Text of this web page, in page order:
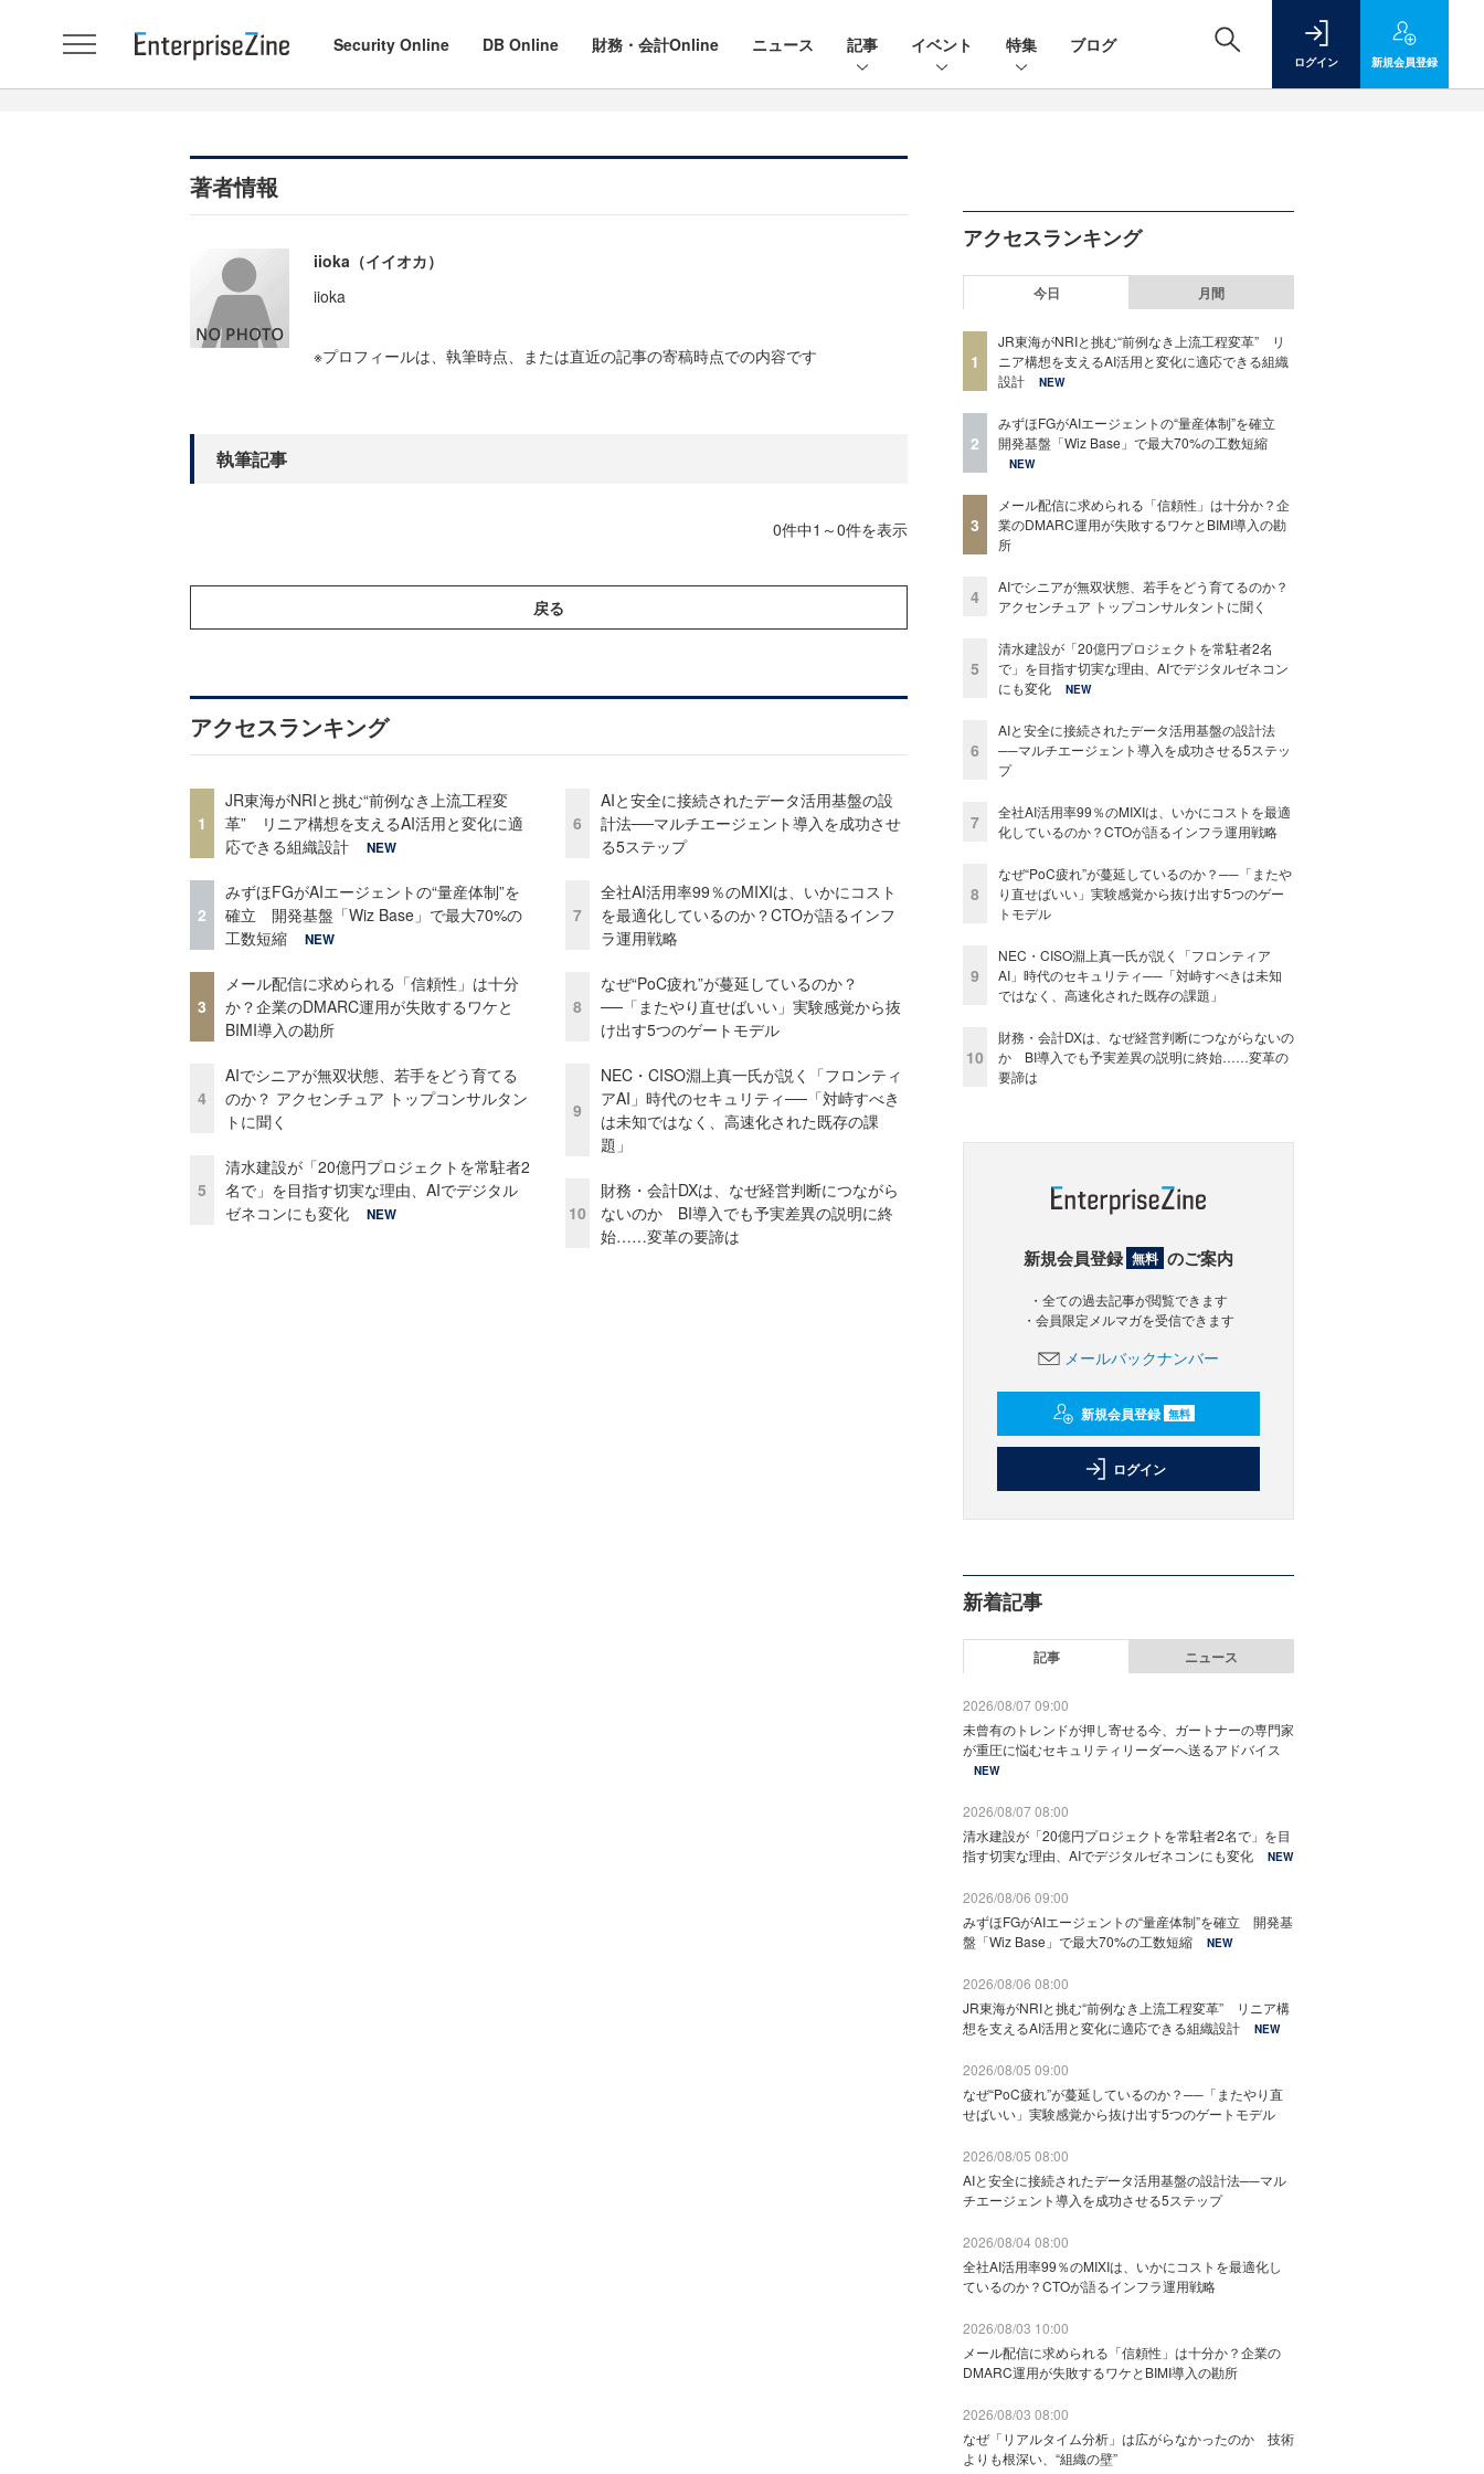
Security Online DB Online 財務・会計Online ニュース 記事 イベント 特集 ブログ
ログイン 新規会員登録
著者情報
iioka（イイオカ）
iioka
※プロフィールは、執筆時点、または直近の記事の寄稿時点での内容です
執筆記事
0件中1～0件を表示
戻る
アクセスランキング
1
JR東海がNRIと挑む“前例なき上流工程変
革” リニア構想を支えるAI活用と変化に適
応できる組織設計
NEW
2
みずほFGがAIエージェントの“量産体制”を
確立 開発基盤「Wiz Base」で最大70%の
工数短縮
NEW
3
メール配信に求められる「信頼性」は十分
か？企業のDMARC運用が失敗するワケと
BIMI導入の勘所
4
AIでシニアが無双状態、若手をどう育てる
のか？ アクセンチュア トップコンサルタン
トに聞く
5
清水建設が「20億円プロジェクトを常駐者2
名で」を目指す切実な理由、AIでデジタル
ゼネコンにも変化
NEW
6
AIと安全に接続されたデータ活用基盤の設
計法──マルチエージェント導入を成功させ
る5ステップ
7
全社AI活用率99％のMIXIは、いかにコスト
を最適化しているのか？CTOが語るインフ
ラ運用戦略
8
なぜ“PoC疲れ”が蔓延しているのか？
──「またやり直せばいい」実験感覚から抜
け出す5つのゲートモデル
9
NEC・CISO淵上真一氏が説く「フロンティ
アAI」時代のセキュリティ──「対峙すべき
は未知ではなく、高速化された既存の課
題」
10
財務・会計DXは、なぜ経営判断につながら
ないのか BI導入でも予実差異の説明に終
始……変革の要諦は
アクセスランキング
今日 月間
1
JR東海がNRIと挑む“前例なき上流工程変革” リ
ニア構想を支えるAI活用と変化に適応できる組織
設計
NEW
2
みずほFGがAIエージェントの“量産体制”を確立
開発基盤「Wiz Base」で最大70%の工数短縮
NEW
3
メール配信に求められる「信頼性」は十分か？企
業のDMARC運用が失敗するワケとBIMI導入の勘
所
4
AIでシニアが無双状態、若手をどう育てるのか？
アクセンチュア トップコンサルタントに聞く
5
清水建設が「20億円プロジェクトを常駐者2名
で」を目指す切実な理由、AIでデジタルゼネコン
にも変化
NEW
6
AIと安全に接続されたデータ活用基盤の設計法
──マルチエージェント導入を成功させる5ステッ
プ
7
全社AI活用率99％のMIXIは、いかにコストを最適
化しているのか？CTOが語るインフラ運用戦略
8
なぜ“PoC疲れ”が蔓延しているのか？──「またや
り直せばいい」実験感覚から抜け出す5つのゲー
トモデル
9
NEC・CISO淵上真一氏が説く「フロンティア
AI」時代のセキュリティ──「対峙すべきは未知
ではなく、高速化された既存の課題」
10
財務・会計DXは、なぜ経営判断につながらないの
か BI導入でも予実差異の説明に終始……変革の
要諦は
新規会員登録 無料 のご案内
・全ての過去記事が閲覧できます
・会員限定メルマガを受信できます
メールバックナンバー
新規会員登録 無料
ログイン
新着記事
記事 ニュース
2026/08/07 09:00
未曾有のトレンドが押し寄せる今、ガートナーの専門家
が重圧に悩むセキュリティリーダーへ送るアドバイス
NEW
2026/08/07 08:00
清水建設が「20億円プロジェクトを常駐者2名で」を目
指す切実な理由、AIでデジタルゼネコンにも変化
NEW
2026/08/06 09:00
みずほFGがAIエージェントの“量産体制”を確立 開発基
盤「Wiz Base」で最大70%の工数短縮
NEW
2026/08/06 08:00
JR東海がNRIと挑む“前例なき上流工程変革” リニア構
想を支えるAI活用と変化に適応できる組織設計
NEW
2026/08/05 09:00
なぜ“PoC疲れ”が蔓延しているのか？──「またやり直
せばいい」実験感覚から抜け出す5つのゲートモデル
2026/08/05 08:00
AIと安全に接続されたデータ活用基盤の設計法──マル
チエージェント導入を成功させる5ステップ
2026/08/04 08:00
全社AI活用率99％のMIXIは、いかにコストを最適化し
ているのか？CTOが語るインフラ運用戦略
2026/08/03 10:00
メール配信に求められる「信頼性」は十分か？企業の
DMARC運用が失敗するワケとBIMI導入の勘所
2026/08/03 08:00
なぜ「リアルタイム分析」は広がらなかったのか 技術
よりも根深い、“組織の壁”